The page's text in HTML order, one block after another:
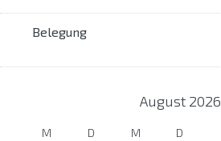
Belegung
August 2026
M D M D